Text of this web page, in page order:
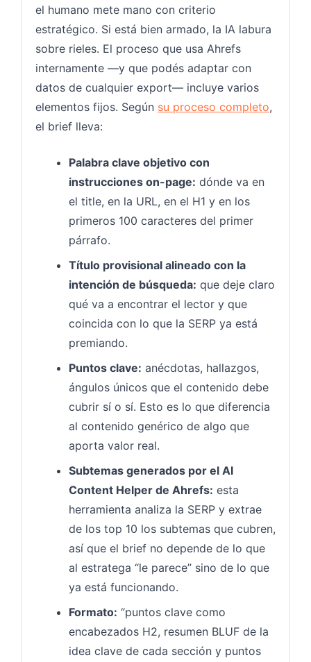
el humano mete mano con criterio
estratégico. Si está bien armado, la IA labura
sobre rieles. El proceso que usa Ahrefs
internamente —y que podés adaptar con
datos de cualquier export— incluye varios
elementos fijos. Según su proceso completo,
el brief lleva:
Palabra clave objetivo con
instrucciones on-page: dónde va en
el title, en la URL, en el H1 y en los
primeros 100 caracteres del primer
párrafo.
Título provisional alineado con la
intención de búsqueda: que deje claro
qué va a encontrar el lector y que
coincida con lo que la SERP ya está
premiando.
Puntos clave: anécdotas, hallazgos,
ángulos únicos que el contenido debe
cubrir sí o sí. Esto es lo que diferencia
al contenido genérico de algo que
aporta valor real.
Subtemas generados por el AI
Content Helper de Ahrefs: esta
herramienta analiza la SERP y extrae
de los top 10 los subtemas que cubren,
así que el brief no depende de lo que
al estratega “le parece” sino de lo que
ya está funcionando.
Formato: “puntos clave como
encabezados H2, resumen BLUF de la
idea clave de cada sección y puntos